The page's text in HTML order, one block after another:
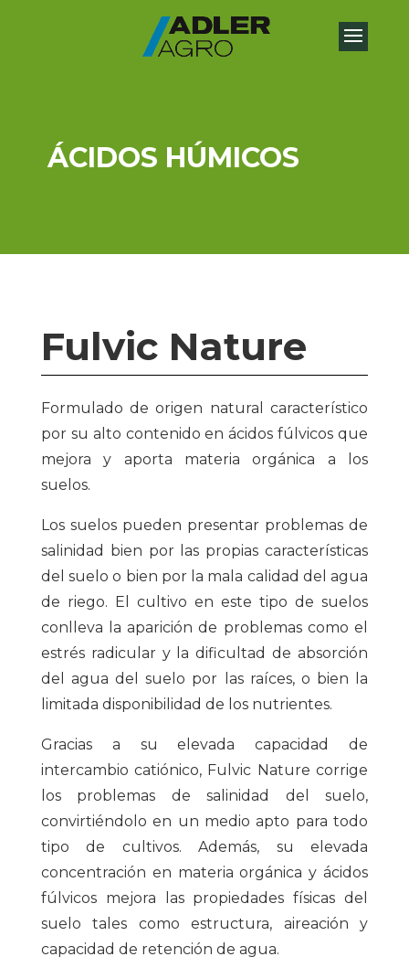
ÁCIDOS HÚMICOS
Fulvic Nature
Formulado de origen natural característico
por su alto contenido en ácidos fúlvicos que
mejora y aporta materia orgánica a los
suelos.
Los suelos pueden presentar problemas de
salinidad bien por las propias características
del suelo o bien por la mala calidad del agua
de riego. El cultivo en este tipo de suelos
conlleva la aparición de problemas como el
estrés radicular y la dificultad de absorción
del agua del suelo por las raíces, o bien la
limitada disponibilidad de los nutrientes.
Gracias a su elevada capacidad de
intercambio catiónico, Fulvic Nature corrige
los problemas de salinidad del suelo,
convirtiéndolo en un medio apto para todo
tipo de cultivos. Además, su elevada
concentración en materia orgánica y ácidos
fúlvicos mejora las propiedades físicas del
suelo tales como estructura, aireación y
capacidad de retención de agua.